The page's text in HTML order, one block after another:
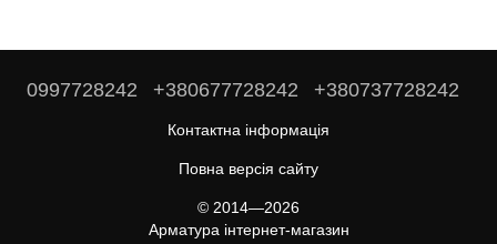
0997728242 +380677728242 +380737728242
Контактна інформація
Повна версія сайту
© 2014—2026
Арматура інтернет-магазин